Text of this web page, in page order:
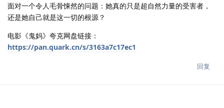
面对一个令人毛骨悚然的问题：她真的只是超自然力量的受害者，
还是她自己就是这一切的根源？
电影《鬼妈》夸克网盘链接：
https://pan.quark.cn/s/3163a7c17ec1
回复